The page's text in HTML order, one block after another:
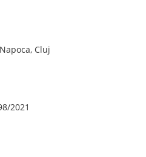
Cluj
2021